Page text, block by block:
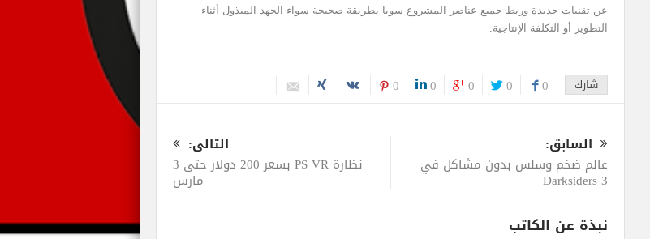
عن تقنيات جديدة وربط جميع عناصر المشروع سويا بطريقة صحيحة سواء الجهد المبذول أثناء
التطوير أو التكلفة الإنتاجية.
شارك 0
0
0
0
0
السابق:
عالم ضخم وسلس بدون مشاكل في
Darksiders 3
التالى:
نظارة PS VR بسعر 200 دولار حتى 3
مارس
نبذة عن الكاتب